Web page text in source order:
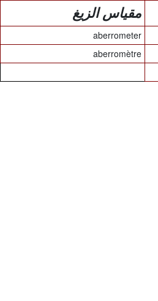
مقياس الزيغ
aberrometer
aberromètre